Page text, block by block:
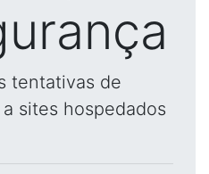
tentativas de
sites hospedados